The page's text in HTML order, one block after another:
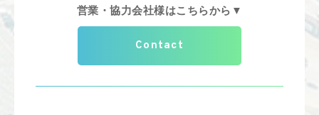
営業・協力会社様はこちらから▼
Contact